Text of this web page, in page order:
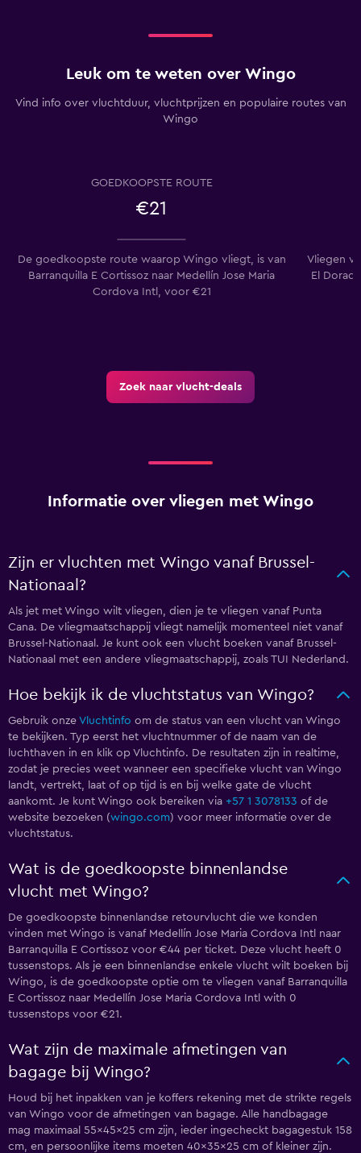
Leuk om te weten over Wingo
Vind info over vluchtduur, vluchtprijzen en populaire routes van
Wingo
GOEDKOOPSTE ROUTE
€21
De goedkoopste route waarop Wingo vliegt, is van
Barranquilla E Cortissoz naar Medellín Jose Maria
Cordova Intl, voor €21
Vliegen
El
Zoek naar vlucht-deals
Informatie over vliegen met Wingo
Zijn er vluchten met Wingo vanaf Brussel-
Nationaal?
Als jet met Wingo wilt vliegen, dien je te vliegen vanaf Punta
Cana. De vliegmaatschappij vliegt namelijk momenteel niet vanaf
Brussel-Nationaal. Je kunt ook een vlucht boeken vanaf Brussel-
Nationaal met een andere vliegmaatschappij, zoals TUI Nederland.
Hoe bekijk ik de vluchtstatus van Wingo?
Gebruik onze Vluchtinfo om de status van een vlucht van Wingo
te bekijken. Typ eerst het vluchtnummer of de naam van de
luchthaven in en klik op Vluchtinfo. De resultaten zijn in realtime,
zodat je precies weet wanneer een specifieke vlucht van Wingo
landt, vertrekt, laat of op tijd is en bij welke gate de vlucht
aankomt. Je kunt Wingo ook bereiken via +57 1 3078133 of de
website bezoeken (wingo.com) voor meer informatie over de
vluchtstatus.
Wat is de goedkoopste binnenlandse
vlucht met Wingo?
De goedkoopste binnenlandse retourvlucht die we konden
vinden met Wingo is vanaf Medellín Jose Maria Cordova Intl naar
Barranquilla E Cortissoz voor €44 per ticket. Deze vlucht heeft 0
tussenstops. Als je een binnenlandse enkele vlucht wilt boeken bij
Wingo, is de goedkoopste optie om te vliegen vanaf Barranquilla
E Cortissoz naar Medellín Jose Maria Cordova Intl with 0
tussenstops voor €21.
Wat zijn de maximale afmetingen van
bagage bij Wingo?
Houd bij het inpakken van je koffers rekening met de strikte regels
van Wingo voor de afmetingen van bagage. Alle handbagage
mag maximaal 55x45x25 cm zijn, ieder ingecheckt bagagestuk 158
cm, en persoonlijke items moeten 40x35x25 cm of kleiner zijn.